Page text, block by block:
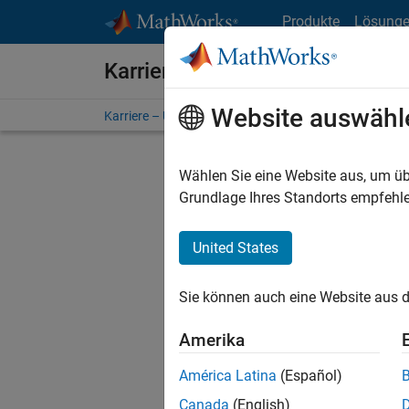
Produkte
Karriere bei MathWorks
Karriere – Übersicht Stellensuche
FILTER:
Stellen
Es
Region
Website
Wählen Sie eine Website aus, um
Grundlage Ihres Standorts
United States
Sie können auch eine Website aus
Amerika
América Latina (Español)
Canada (English)